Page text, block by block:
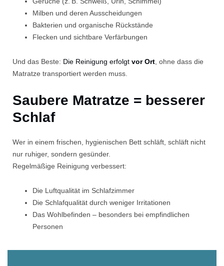
Milben und deren Ausscheidungen
Bakterien und organische Rückstände
Flecken und sichtbare Verfärbungen
Und das Beste: Die Reinigung erfolgt vor Ort , ohne dass die
Matratze transportiert werden muss.
Saubere Matratze = besserer
Schlaf
Wer in einem frischen, hygienischen Bett schläft, schläft nicht
nur ruhiger, sondern gesünder.
Regelmäßige Reinigung verbessert:
Die Luftqualität im Schlafzimmer
Die Schlafqualität durch weniger Irritationen
Das Wohlbefinden – besonders bei empfindlichen
Personen